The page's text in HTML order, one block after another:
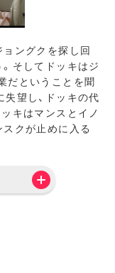
ングクを探し回
そしてドッキはジ
だということを聞
望し、ドッキの代
キはマンスとイノ
クが止めに入る